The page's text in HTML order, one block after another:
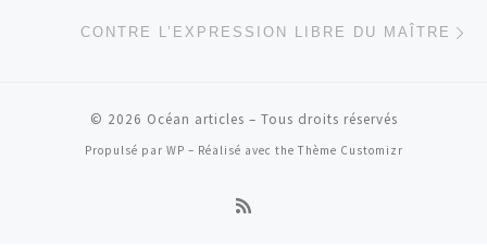
CONTRE L’EXPRESSION LIBRE DU MAÎTRE
© 2026 Océan articles – Tous droits réservés
Propulsé par WP – Réalisé avec the Thème Customizr